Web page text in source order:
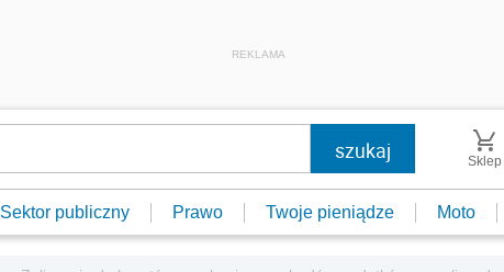
REKLAMA
Sklep
Sektor publiczny Prawo Twoje pieniądze Moto